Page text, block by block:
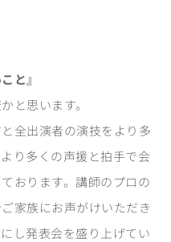
と』
と思います。
全出演者の演技をより多
り多くの声援と拍手で会
おります。講師のプロの
家族にお声がけいただき
し発表会を盛り上げてい